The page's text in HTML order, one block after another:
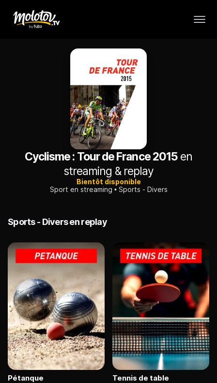
Cyclisme : Tour de France 2015 en
streaming & replay
Bientôt disponible
Sport en streaming
Sports - Divers
Sports - Divers en replay
Pétanque Tennis de table